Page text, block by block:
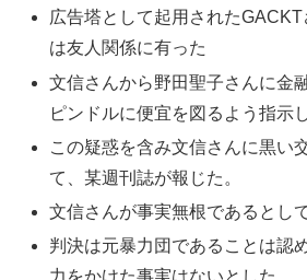
広告塔として起用された
は友人関係に有った
文信さんから野田聖子さんに金
ピンドルに便宜を図るよう指示
この疑惑を含み文信さんに黒い
て、某週刊誌が報じた。
文信さんが事実無根であるとし
判決は元暴力団であることは認